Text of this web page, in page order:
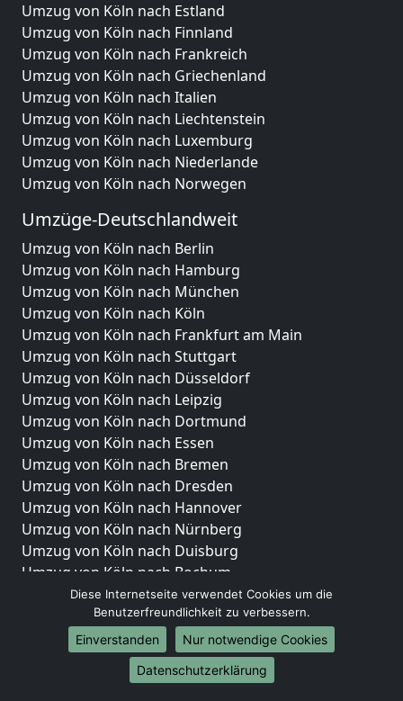
Umzug von Köln nach Estland
Umzug von Köln nach Finnland
Umzug von Köln nach Frankreich
Umzug von Köln nach Griechenland
Umzug von Köln nach Italien
Umzug von Köln nach Liechtenstein
Umzug von Köln nach Luxemburg
Umzug von Köln nach Niederlande
Umzug von Köln nach Norwegen
Umzüge-Deutschlandweit
Umzug von Köln nach Berlin
Umzug von Köln nach Hamburg
Umzug von Köln nach München
Umzug von Köln nach Köln
Umzug von Köln nach Frankfurt am Main
Umzug von Köln nach Stuttgart
Umzug von Köln nach Düsseldorf
Umzug von Köln nach Leipzig
Umzug von Köln nach Dortmund
Umzug von Köln nach Essen
Umzug von Köln nach Bremen
Umzug von Köln nach Dresden
Umzug von Köln nach Hannover
Umzug von Köln nach Nürnberg
Umzug von Köln nach Duisburg
Umzug von Köln nach Bochum
Umzug von Köln nach Wuppertal
Umzug von Köln nach Bielefeld
Umzug von Köln nach Bonn
Umzug von Köln nach Münster
Diese Internetseite verwendet Cookies um die
Benutzerfreundlichkeit zu verbessern.
Einverstanden
Nur notwendige Cookies
Datenschutzerklärung